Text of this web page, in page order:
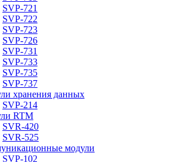
SVP-721
SVP-722
SVP-723
SVP-726
SVP-731
SVP-733
SVP-735
SVP-737
хранения данных
SVP-214
RTM
SVR-420
SVR-525
модули
SVP-102